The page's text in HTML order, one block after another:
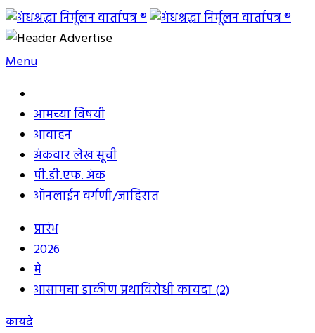
Skip
to
content
अंधश्रद्धा निर्मूलन वार्तापत्र ®
महाराष्ट्र अंधश्रद्धा निर्मूलन समिती™चे मुखपत्र
Menu
आमच्या विषयी
आवाहन
अंकवार लेख सूची
पी.डी.एफ. अंक
ऑनलाईन वर्गणी/जाहिरात
प्रारंभ
2026
मे
आसामचा डाकीण प्रथाविरोधी कायदा (2)
कायदे